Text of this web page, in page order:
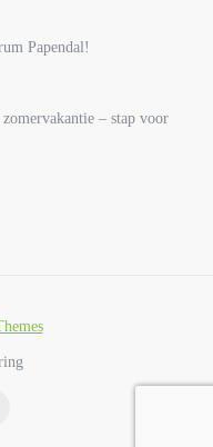
Papendal!
– stap voor